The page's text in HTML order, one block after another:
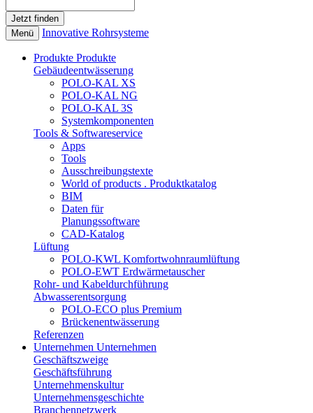
Menü Innovative Rohrsysteme
Produkte Produkte
Gebäudeentwässerung
POLO-KAL XS
POLO-KAL NG
POLO-KAL 3S
Systemkomponenten
Tools & Softwareservice
Apps
Tools
Ausschreibungstexte
World of products . Produktkatalog
BIM
Daten für
Planungssoftware
CAD-Katalog
Lüftung
POLO-KWL Komfortwohnraumlüftung
POLO-EWT Erdwärmetauscher
Rohr- und Kabeldurchführung
Abwasserentsorgung
POLO-ECO plus Premium
Brückenentwässerung
Referenzen
Unternehmen Unternehmen
Geschäftszweige
Geschäftsführung
Unternehmenskultur
Unternehmensgeschichte
Branchennetzwerk